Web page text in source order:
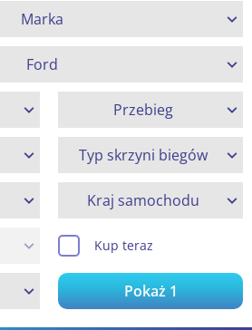
Marka
Ford
Przebieg
Typ skrzyni biegów
Kraj samochodu
Kup teraz
Pokaż1